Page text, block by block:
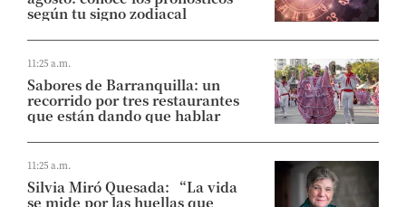
según tu signo zodiacal
11:25 a.m.
Sabores de Barranquilla: un
recorrido por tres restaurantes
que están dando que hablar
11:25 a.m.
Silvia Miró Quesada: “La vida
se mide por las huellas que